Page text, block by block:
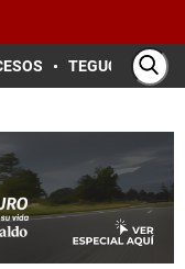
TEGUCIGALPA